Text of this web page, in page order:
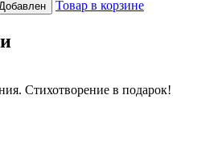
Добавлен Товар в корзине
Стихотворение в подарок!